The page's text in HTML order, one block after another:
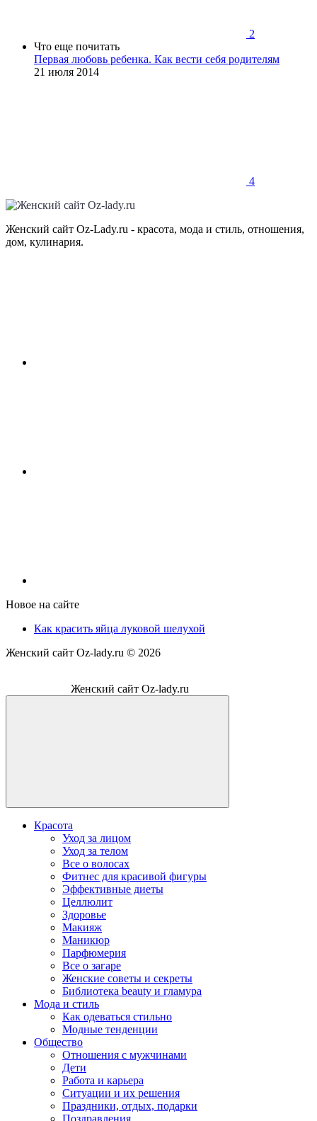
2
Что еще почитать
Первая любовь ребенка. Как вести себя родителям
21 июля 2014
4
Женский сайт Oz-Lady.ru - красота, мода и стиль, отношения,
дом, кулинария.
Новое на сайте
Как красить яйца луковой шелухой
Женский сайт Oz-lady.ru © 2026
Женский сайт Oz-lady.ru
Красота
Уход за лицом
Уход за телом
Все о волосах
Фитнес для красивой фигуры
Эффективные диеты
Целлюлит
Здоровье
Макияж
Маникюр
Парфюмерия
Все о загаре
Женские советы и секреты
Библиотека beauty и гламура
Мода и стиль
Как одеваться стильно
Модные тенденции
Общество
Отношения с мужчинами
Дети
Работа и карьера
Ситуации и их решения
Праздники, отдых, подарки
Поздравления